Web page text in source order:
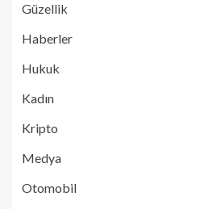
Güzellik
Haberler
Hukuk
Kadın
Kripto
Medya
Otomobil